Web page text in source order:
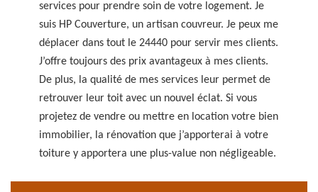
services pour prendre soin de votre logement. Je
suis HP Couverture, un artisan couvreur. Je peux me
déplacer dans tout le 24440 pour servir mes clients.
J’offre toujours des prix avantageux à mes clients.
De plus, la qualité de mes services leur permet de
retrouver leur toit avec un nouvel éclat. Si vous
projetez de vendre ou mettre en location votre bien
immobilier, la rénovation que j’apporterai à votre
toiture y apportera une plus-value non négligeable.